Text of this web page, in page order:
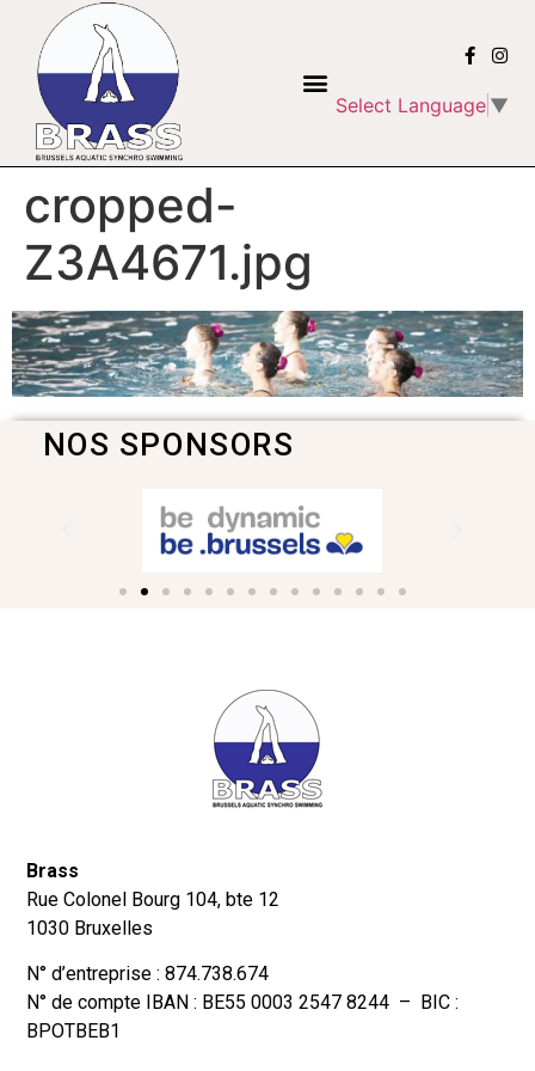
Select Language ▼
cropped-
Z3A4671.jpg
NOS SPONSORS
Brass
Rue Colonel Bourg 104, bte 12
1030 Bruxelles
N° d’entreprise : 874.738.674
N° de compte IBAN : BE55 0003 2547 8244 – BIC :
BPOTBEB1